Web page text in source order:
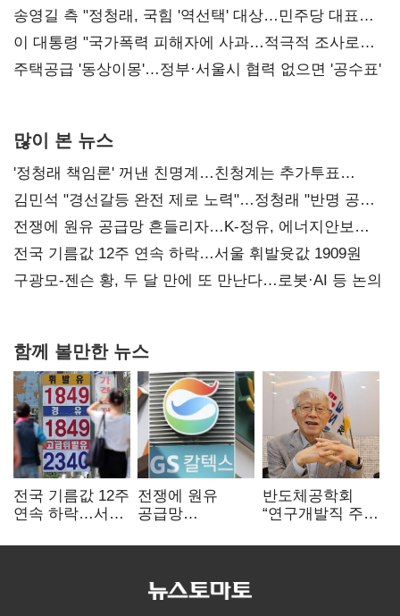
리모델링' 제안
송영길 측 "정청래, 국힘 '역선택' 대상…민주당 대표로
총선 지휘 못해"
이 대통령 "국가폭력 피해자에 사과…적극적 조사로
진실 밝혀야"
주택공급 '동상이몽'…정부·서울시 협력 없으면 '공수표'
많이 본 뉴스
'정청래 책임론' 꺼낸 친명계…친청계는 추가투표
때리기
김민석 "경선갈등 완전 제로 노력"…정청래 "반명 공세
사과부터"
전쟁에 원유 공급망 흔들리자…K-정유, 에너지안보
핵심으로 재부상
전국 기름값 12주 연속 하락…서울 휘발윳값 1909원
구광모-젠슨 황, 두 달 만에 또 만난다…로봇·AI 등 논의
함께 볼만한 뉴스
전국 기름값 12주
연속 하락…서울
전쟁에 원유
공급망
정유, 에너지안보
반도체공학회
“연구개발직 주
개선해야”